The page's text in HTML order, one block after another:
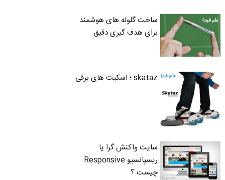
ساخت گلوله های هوشمند
برای هدف گیری دقیق
skataz ؛ اسکیت های برقی
سایت واکنش گرا یا
ریسپانسیو Responsive
چیست ؟